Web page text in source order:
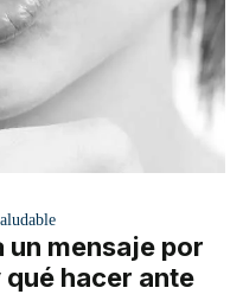
mensaje por
hacer ante